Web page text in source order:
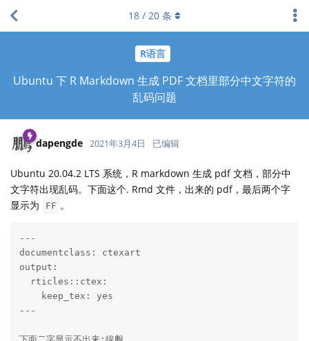
R语言
Ubuntu 下 R Markdown 生成 PDF 文档里部分中文字符的
乱码问题
18 / 20 条
dapengde 2021年3月4日 已编辑
Ubuntu 20.04.2 LTS 系统，R markdown 生成 pdf 文档，部分中
文字符出现乱码。下面这个. Rmd 文件，出来的 pdf，最后两个字
显示为
FF 。
---
documentclass: ctexart
output:
  rticles::ctex:
    keep_tex: yes
---